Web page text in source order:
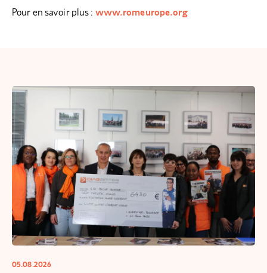
Pour en savoir plus : www.romeurope.org
05.08.2026